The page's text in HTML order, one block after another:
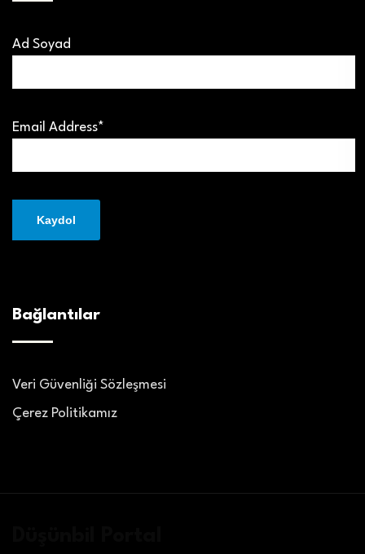
Ad Soyad
Email Address*
Bağlantılar
Veri Güvenliği Sözleşmesi
Çerez Politikamız